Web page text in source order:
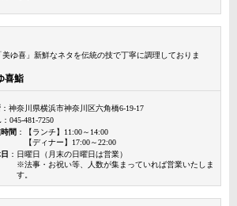
ゆ喜」新鮮なネタを伝統の技で丁寧に調理しておりま
喜鮨
：神奈川県横浜市神奈川区六角橋6-19-17
：045-481-7250
間 ：【ランチ】11:00～14:00
【ディナー】17:00～22:00
：日曜日（月末の日曜日は営業）
※法事・お祝い等、人数が集まっていれば営業いたしま
す。